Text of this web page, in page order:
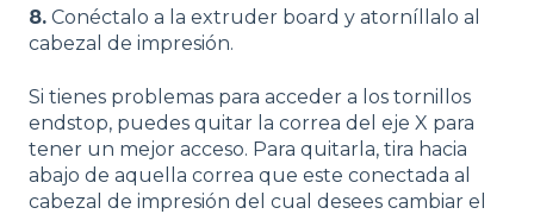
8. Conéctalo a la extruder board y atorníllalo al
cabezal de impresión.
Si tienes problemas para acceder a los tornillos
endstop, puedes quitar la correa del eje X para
tener un mejor acceso. Para quitarla, tira hacia
abajo de aquella correa que este conectada al
cabezal de impresión del cual desees cambiar el